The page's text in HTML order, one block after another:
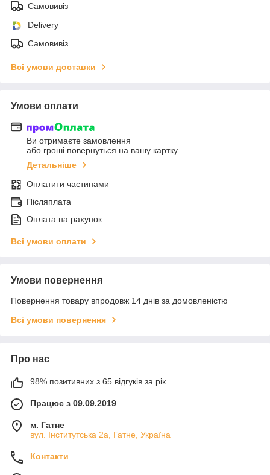
Самовивіз
Delivery
Самовивіз
Всі умови доставки
Умови оплати
Ви отримаєте замовлення
або гроші повернуться на вашу картку
Детальніше
Оплатити частинами
Післяплата
Оплата на рахунок
Всі умови оплати
Умови повернення
Повернення товару впродовж 14 днів за домовленістю
Всі умови повернення
Про нас
98% позитивних з 65 відгуків за рік
Працює з 09.09.2019
м. Гатне
вул. Інститутська 2а, Гатне, Україна
Контакти